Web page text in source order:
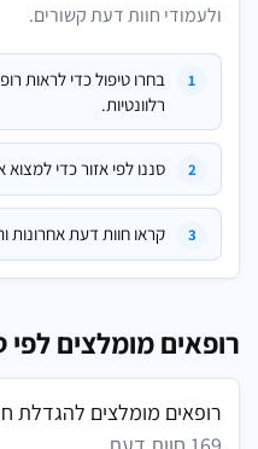
ולעמודי חוות דעת קשורים.
בחרו טיפול כדי לראות
רלוונטיות.
סננו לפי אזור כדי למצוא
קראו חוות דעת אחרונות
רופאים מומלצים לפי
רופאים מומלצים להגדלת